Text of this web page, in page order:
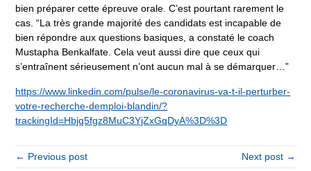
bien préparer cette épreuve orale. C’est pourtant rarement le
cas. “La très grande majorité des candidats est incapable de
bien répondre aux questions basiques, a constaté le coach
Mustapha Benkalfate. Cela veut aussi dire que ceux qui
s’entraînent sérieusement n’ont aucun mal à se démarquer…”
https://www.linkedin.com/pulse/le-coronavirus-va-t-il-perturber-
votre-recherche-demploi-blandin/?
trackingId=Hbjq5fgz8MuC3YjZxGqDyA%3D%3D
← Previous post Next post →